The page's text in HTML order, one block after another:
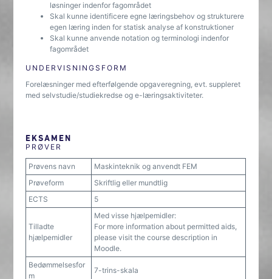
løsninger indenfor fagområdet
Skal kunne identificere egne læringsbehov og strukturere
egen læring inden for statisk analyse af konstruktioner
Skal kunne anvende notation og terminologi indenfor
fagområdet
UNDERVISNINGSFORM
Forelæsninger med efterfølgende opgaveregning, evt. suppleret
med selvstudie/studiekredse og e-læringsaktiviteter.
EKSAMEN
PRØVER
Prøvens navn
Maskinteknik og anvendt FEM
Prøveform
Skriftlig eller mundtlig
ECTS
5
Tilladte
hjælpemidler
Med visse hjælpemidler:
For more information about permitted aids,
please visit the course description in
Moodle.
Bedømmelsesfor
m
7-trins-skala